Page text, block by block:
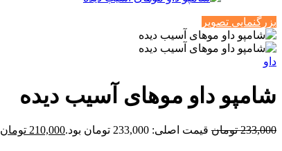
بزرگنمایی تصویر
داو
شامپو داو موهای آسیب دیده
233,000 تومان قیمت اصلی: 233,000 تومان بود. 210,000 تومان